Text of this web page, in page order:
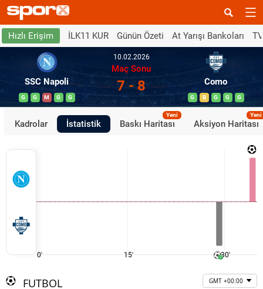
Hızlı Erişim İLK11 KUR Günün Özeti At Yarışı Bankoları
SSC Napoli
G G M G G
10.02.2026
Maç Sonu
7 - 8 Como
G B G G G
Kadrolar İstatistik Baskı Haritası
Yeni
Aksiyon Haritası
Yeni
0' 15' 30'
FUTBOL GMT +00:00